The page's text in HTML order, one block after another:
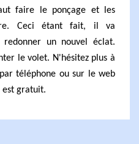
faire le ponçage et les
Ceci étant fait, il va
un nouvel éclat.
le volet. N'hésitez plus à
téléphone ou sur le web
est gratuit.